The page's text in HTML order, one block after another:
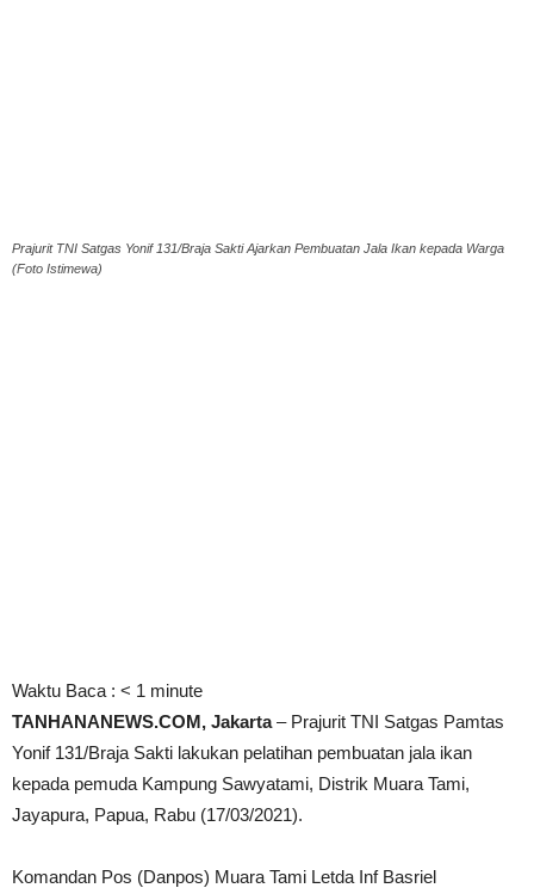
Prajurit TNI Satgas Yonif 131/Braja Sakti Ajarkan Pembuatan Jala Ikan kepada Warga
(Foto Istimewa)
Waktu Baca : < 1 minute
TANHANANEWS.COM, Jakarta– Prajurit TNI Satgas Pamtas
Yonif 131/Braja Sakti lakukan pelatihan pembuatan jala ikan
kepada pemuda Kampung Sawyatami, Distrik Muara Tami,
Jayapura, Papua, Rabu (17/03/2021).
Komandan Pos (Danpos) Muara Tami Letda Inf Basriel